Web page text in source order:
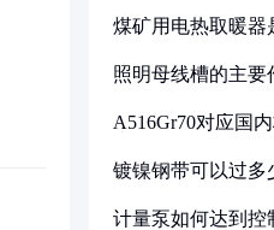
煤矿用电热取暖器
照明母线槽的主要
A516Gr70对应国
镀镍钢带可以过多
计量泵如何达到控